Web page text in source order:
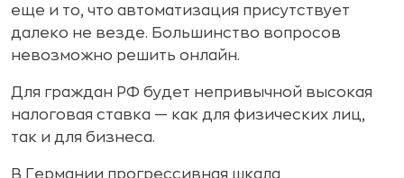
еще и то, что автоматизация присутствует
далеко не везде. Большинство вопросов
невозможно решить онлайн.
Для граждан РФ будет непривычной высокая
налоговая ставка — как для физических лиц,
так и для бизнеса.
В Германии прогрессивная шкала